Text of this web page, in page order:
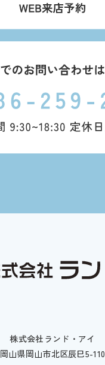
株式会社ランド・アイ
岡山県岡山市北区辰巳5-110